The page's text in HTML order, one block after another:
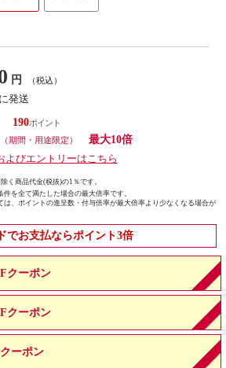
円 （税込）
発送
190
（期間・用途限定）
最大10倍
よびエントリーはこちら
く商品代金(税抜)の1％です。
を全て満たした場合の最大倍率です。
は、ポイントの進呈数・付与倍率が最大倍率より少なくなる場合が
でお支払ならポイント3倍
クーポン
クーポン
ーポン